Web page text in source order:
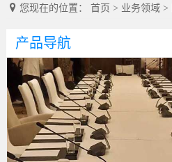
您现在的位置： 首页 > 业务领域>
产品导航